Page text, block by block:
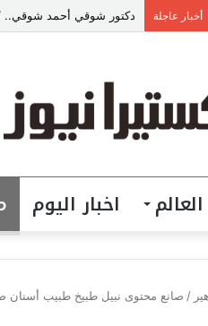
أخبار عاجلة دكتور شوقي أحمد شوقي..
اخبار اليوم
/ صانع محتوى نبيل طبيخ طبيب أسنان